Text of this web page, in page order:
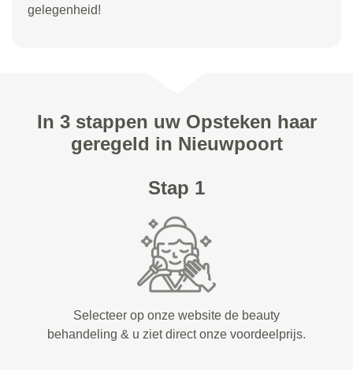
gelegenheid!
In 3 stappen uw Opsteken haar
geregeld in Nieuwpoort
Stap 1
Selecteer op onze website de beauty
behandeling & u ziet direct onze voordeelprijs.